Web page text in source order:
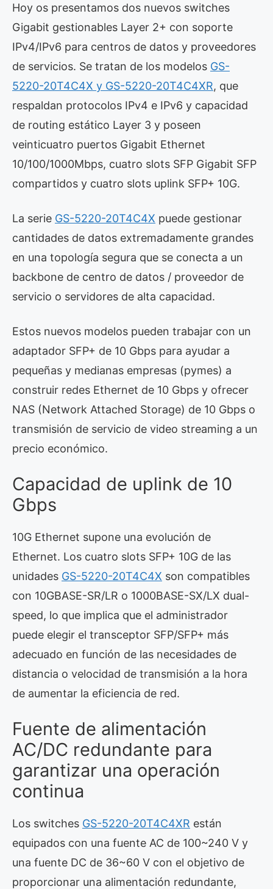
Hoy os presentamos dos nuevos switches
Gigabit gestionables Layer 2+ con soporte
IPv4/IPv6 para centros de datos y proveedores
de servicios. Se tratan de los modelos GS-
5220-20T4C4X y GS-5220-20T4C4XR, que
respaldan protocolos IPv4 e IPv6 y capacidad
de routing estático Layer 3 y poseen
veinticuatro puertos Gigabit Ethernet
10/100/1000Mbps, cuatro slots SFP Gigabit SFP
compartidos y cuatro slots uplink SFP+ 10G.
La serie GS-5220-20T4C4X puede gestionar
cantidades de datos extremadamente grandes
en una topología segura que se conecta a un
backbone de centro de datos / proveedor de
servicio o servidores de alta capacidad.
Estos nuevos modelos pueden trabajar con un
adaptador SFP+ de 10 Gbps para ayudar a
pequeñas y medianas empresas (pymes) a
construir redes Ethernet de 10 Gbps y ofrecer
NAS (Network Attached Storage) de 10 Gbps o
transmisión de servicio de video streaming a un
precio económico.
Capacidad de uplink de 10
Gbps
10G Ethernet supone una evolución de
Ethernet. Los cuatro slots SFP+ 10G de las
unidades GS-5220-20T4C4X son compatibles
con 10GBASE-SR/LR o 1000BASE-SX/LX dual-
speed, lo que implica que el administrador
puede elegir el transceptor SFP/SFP+ más
adecuado en función de las necesidades de
distancia o velocidad de transmisión a la hora
de aumentar la eficiencia de red.
Fuente de alimentación
AC/DC redundante para
garantizar una operación
continua
Los switches GS-5220-20T4C4XR están
equipados con una fuente AC de 100~240 V y
una fuente DC de 36~60 V con el objetivo de
proporcionar una alimentación redundante,